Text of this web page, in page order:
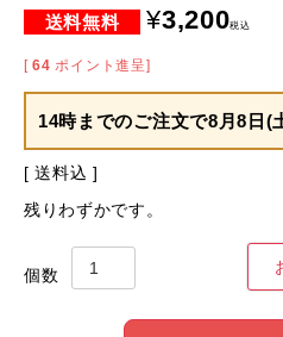
¥3,200税込
[ 64 ポイント進呈]
14時までのご注文で8月8日(
送料込
残りわずかです。